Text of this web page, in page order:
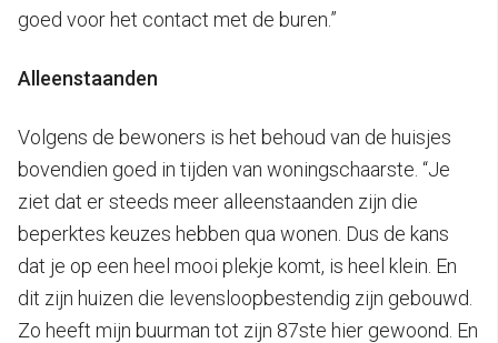
goed voor het contact met de buren.”
Alleenstaanden
Volgens de bewoners is het behoud van de huisjes
bovendien goed in tijden van woningschaarste. “Je
ziet dat er steeds meer alleenstaanden zijn die
beperktes keuzes hebben qua wonen. Dus de kans
dat je op een heel mooi plekje komt, is heel klein. En
dit zijn huizen die levensloopbestendig zijn gebouwd.
Zo heeft mijn buurman tot zijn 87ste hier gewoond. En